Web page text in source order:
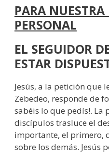
PARA NUESTRA
PERSONAL
EL SEGUIDOR
ESTAR
Jesús, a la petición que
Zebedeo, responde de
sabéis lo que pedís!. La
discípulos trasluce el
importante, el primero,
sobre los demás. Jesús